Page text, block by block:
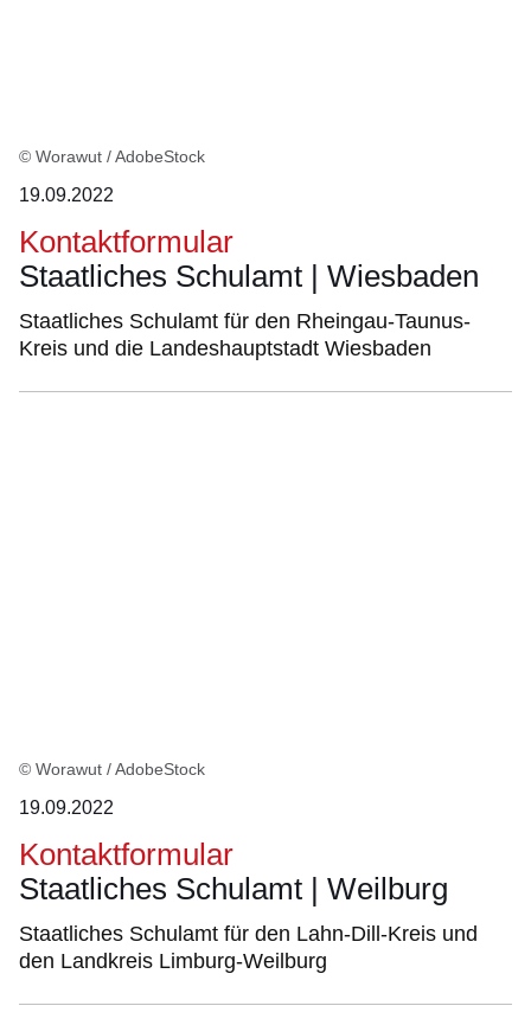
© Worawut / AdobeStock
19.09.2022
Kontaktformular
Staatliches Schulamt | Wiesbaden
Staatliches Schulamt für den Rheingau-Taunus-
Kreis und die Landeshauptstadt Wiesbaden
© Worawut / AdobeStock
19.09.2022
Kontaktformular
Staatliches Schulamt | Weilburg
Staatliches Schulamt für den Lahn-Dill-Kreis und
den Landkreis Limburg-Weilburg